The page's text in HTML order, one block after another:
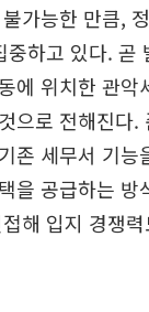
가능한 만큼,
중하고 있다. 곧
에 위치한 관악
으로 전해진다.
존 세무서 기능
을 공급하는 방
해 입지 경쟁